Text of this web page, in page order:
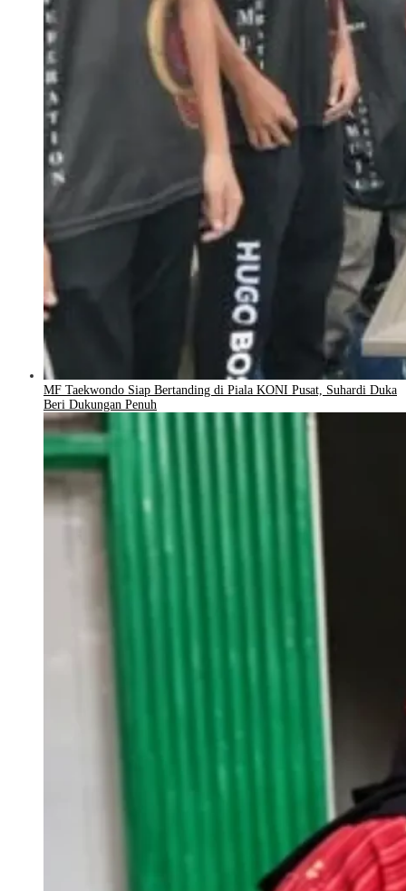
MF Taekwondo Siap Bertanding di Piala KONI Pusat, Suhardi Duka
Beri Dukungan Penuh